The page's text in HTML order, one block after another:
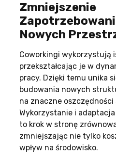
Zmniejszenie
Nowych
Coworkingi wykorzystują
przekształcając je w
pracy. Dzięki temu unika
budowania nowych
na znaczne
Wykorzystanie i
to krok w stronę
zmniejszając nie tylko
wpływ na środowisko.